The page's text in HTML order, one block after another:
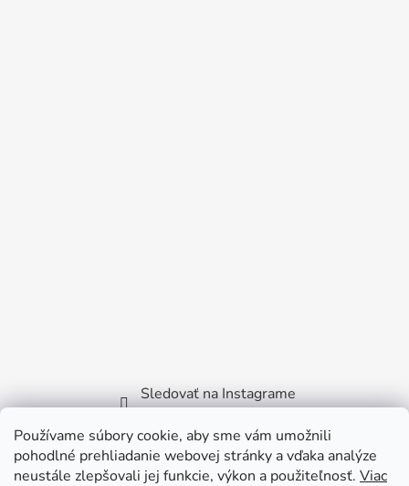
Používame súbory cookie, aby sme vám umožnili
pohodlné prehliadanie webovej stránky a vďaka analýze
neustále zlepšovali jej funkcie, výkon a použiteľnosť. Viac
Sledovať na Instagrame
Facebook